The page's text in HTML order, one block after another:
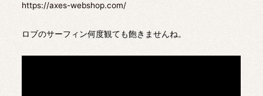
https://axes-webshop.com/
ロブのサーフィン何度観ても飽きませんね。